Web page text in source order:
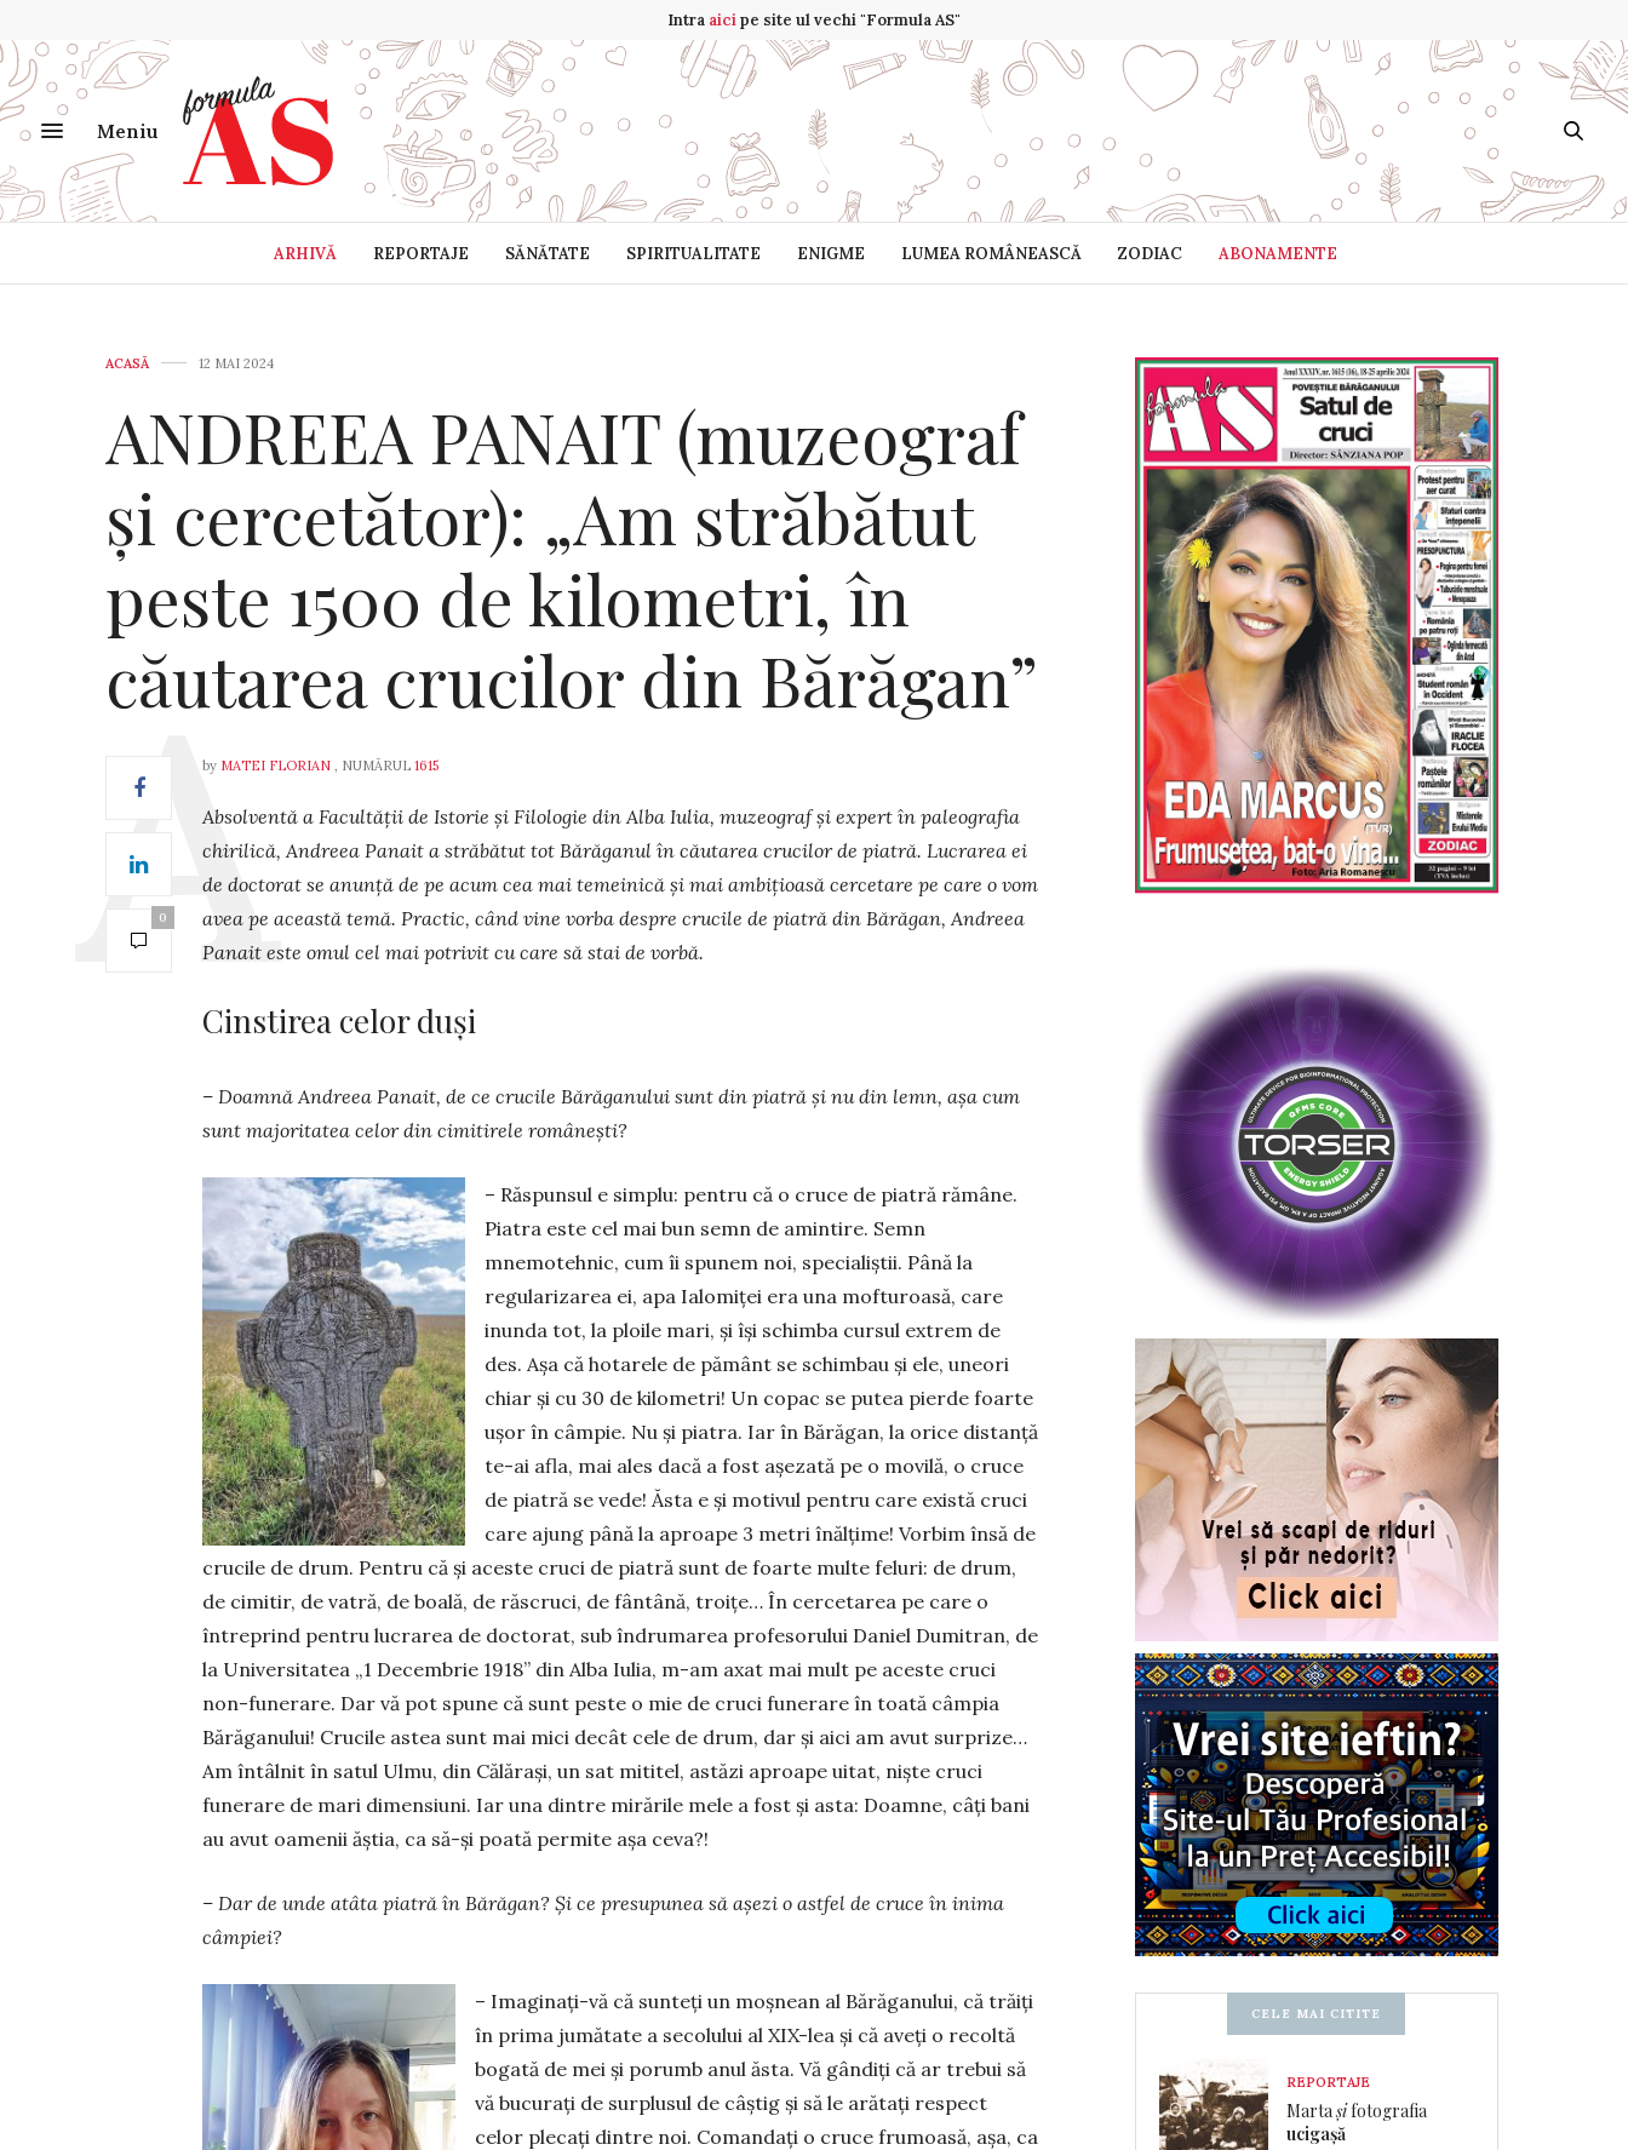
Intra aicipe site ul vechi "Formula AS"
Meniu
ARHIVĂ REPORTAJE SĂNĂTATE SPIRITUALITATE ENIGME LUMEA ROMÂNEASCĂ ZODIAC ABONAMENTE
ACASĂ 12 MAI 2024
ANDREEA PANAIT (muzeograf
și cercetător): „Am străbătut
peste 1500 de kilometri, în
căutarea crucilor din Bărăgan”
0
by MATEI FLORIAN , NUMĂRUL 1615
Absolventă a Facultății de Istorie și Filologie din Alba Iulia, muzeograf și expert în paleografia
chirilică, Andreea Panait a străbătut tot Bărăganul în căutarea crucilor de piatră. Lucrarea ei
de doctorat se anunță de pe acum cea mai temeinică și mai ambițioasă cercetare pe care o vom
avea pe această temă. Practic, când vine vorba despre crucile de piatră din Bărăgan, Andreea
Panait este omul cel mai potrivit cu care să stai de vorbă.
Cinstirea celor duși
– Doamnă Andreea Panait, de ce crucile Bărăganului sunt din piatră și nu din lemn, așa cum
sunt majoritatea celor din cimitirele românești?
– Răspunsul e simplu: pentru că o cruce de piatră rămâne.
Piatra este cel mai bun semn de amintire. Semn
mnemotehnic, cum îi spunem noi, specialiștii. Până la
regularizarea ei, apa Ialomiței era una mofturoasă, care
inunda tot, la ploile mari, și își schimba cursul extrem de
des. Așa că hotarele de pământ se schimbau și ele, uneori
chiar și cu 30 de kilometri! Un copac se putea pierde foarte
ușor în câmpie. Nu și piatra. Iar în Bărăgan, la orice distanță
te-ai afla, mai ales dacă a fost așezată pe o movilă, o cruce
de piatră se vede! Ăsta e și motivul pentru care există cruci
care ajung până la aproape 3 metri înălțime! Vorbim însă de
crucile de drum. Pentru că și aceste cruci de piatră sunt de foarte multe feluri: de drum,
de cimitir, de vatră, de boală, de răscruci, de fântână, troițe… În cercetarea pe care o
întreprind pentru lucrarea de doctorat, sub îndrumarea profesorului Daniel Dumitran, de
la Universitatea „1 Decembrie 1918” din Alba Iulia, m-am axat mai mult pe aceste cruci
non-funerare. Dar vă pot spune că sunt peste o mie de cruci funerare în toată câmpia
Bărăganului! Crucile astea sunt mai mici decât cele de drum, dar și aici am avut surprize…
Am întâlnit în satul Ulmu, din Călărași, un sat mititel, astăzi aproape uitat, niște cruci
funerare de mari dimensiuni. Iar una dintre mirările mele a fost și asta: Doamne, câți bani
au avut oamenii ăștia, ca să-și poată permite așa ceva?!
– Dar de unde atâta piatră în Bărăgan? Și ce presupunea să așezi o astfel de cruce în inima
câmpiei?
– Imaginați-vă că sunteți un moșnean al Bărăganului, că trăiți
în prima jumătate a secolului al XIX-lea și că aveți o recoltă
bogată de mei și porumb anul ăsta. Vă gândiți că ar trebui să
vă bucurați de surplusul de câștig și să le arătați respect
celor plecați dintre noi. Comandați o cruce frumoasă, așa, ca
CELE MAI CITITE
REPORTAJE
Martașifotografia
ucigașă